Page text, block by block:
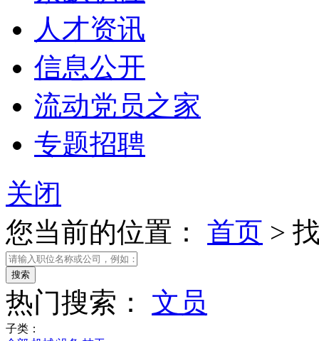
人才资讯
信息公开
流动党员之家
专题招聘
关闭
您当前的位置： 首页 >
热门搜索： 文员
子类：